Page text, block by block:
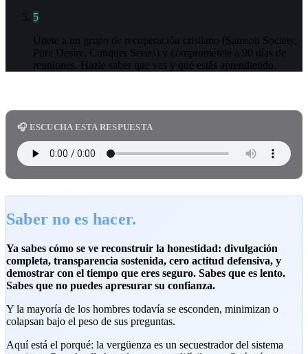
5
Únete a un grupo de recuperación cristiano (Samson Society,
Pure Desire, Conquer Series) y comprométete a 90 días de
reuniones. Hazle saber que vas y qué estás aprendiendo.
🎧 ESCUCHA ESTA RESPUESTA
Saber no es hacer.
Ya sabes cómo se ve reconstruir la honestidad: divulgación
completa, transparencia sostenida, cero actitud defensiva, y
demostrar con el tiempo que eres seguro. Sabes que es lento.
Sabes que no puedes apresurar su confianza.
Y la mayoría de los hombres todavía se esconden, minimizan o
colapsan bajo el peso de sus preguntas.
Aquí está el porqué: la vergüenza es un secuestrador del sistema